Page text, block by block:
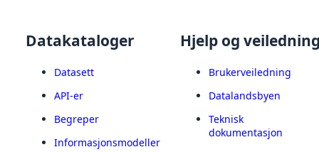
Datakataloger
Datasett
API-er
Begreper
Informasjonsmodeller
Hjelp og
Brukerveiledning
Datalandsbyen
Teknisk
dokumentasjon